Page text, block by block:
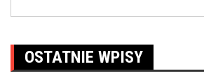
OSTATNIE WPISY